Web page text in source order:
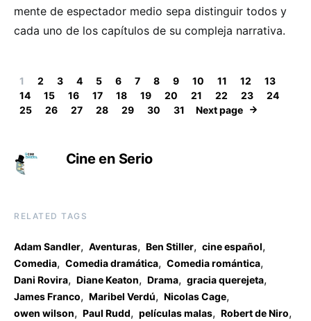
mente de espectador medio sepa distinguir todos y
cada uno de los capítulos de su compleja narrativa.
1 2 3 4 5 6 7 8 9 10 11 12
13
14
15 16 17 18 19 20 21 22 23
24
25
26 27 28 29 30 31 Next page
Cine en Serio
RELATED TAGS
Adam Sandler, Aventuras, Ben Stiller, cine español,
Comedia, Comedia dramática, Comedia romántica,
Dani Rovira, Diane Keaton, Drama, gracia querejeta,
James Franco, Maribel Verdú, Nicolas Cage,
owen wilson, Paul Rudd, películas malas, Robert de Niro,